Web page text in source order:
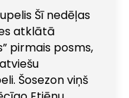
Šī nedēļas
atklātā
pirmais posms,
Šosezon viņš